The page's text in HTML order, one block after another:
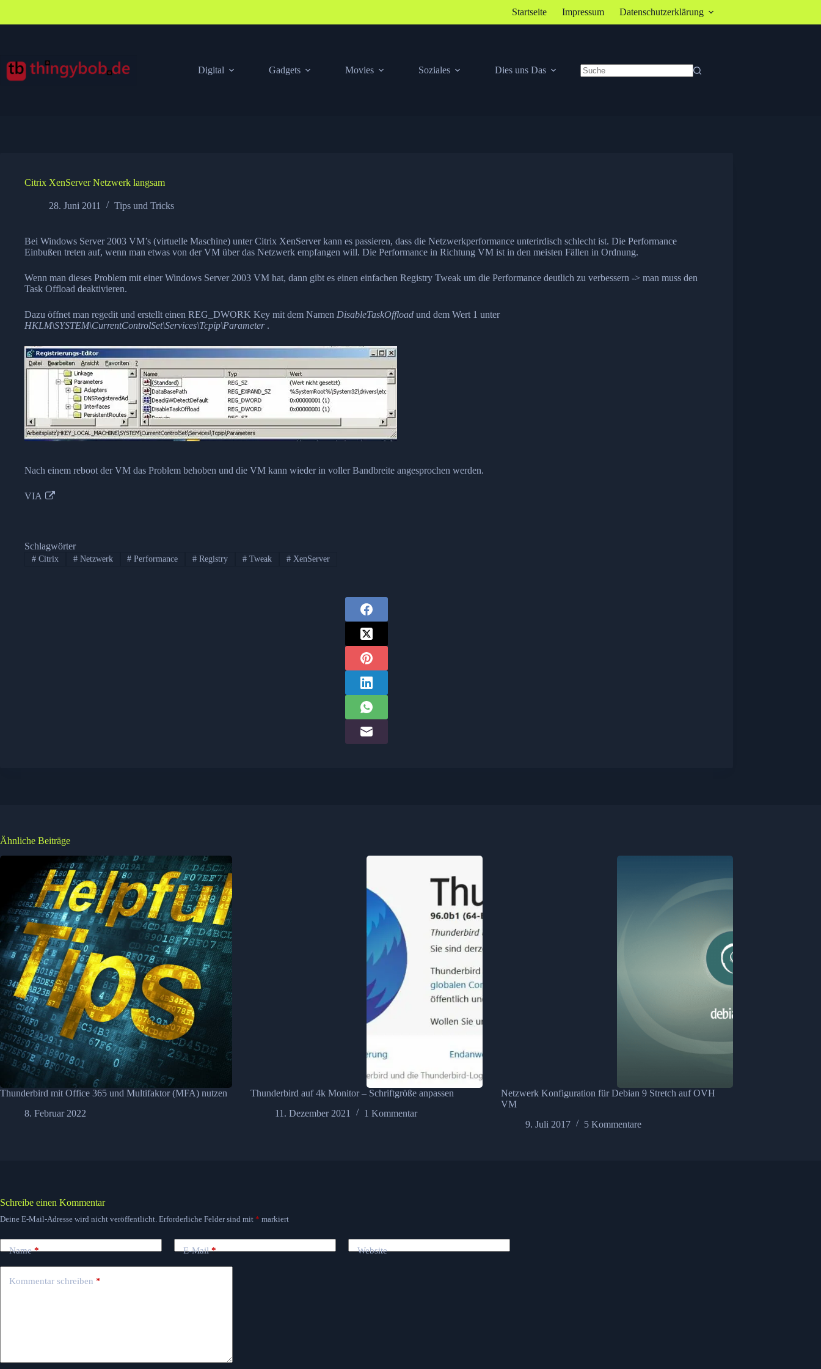
springen
Startseite Impressum Datenschutzerklärung
Digital Gadgets Movies Soziales
Dies uns Das
Citrix XenServer Netzwerk langsam
28. Juni 2011 Tips und Tricks
Bei Windows Server 2003 VM’s (virtuelle Maschine) unter Citrix XenServer kann es passieren, dass die Netzwerkperformance unterirdisch schlecht ist. Die Performance
Einbußen treten auf, wenn man etwas von der VM über das Netzwerk empfangen will. Die Performance in Richtung VM ist in den meisten Fällen in Ordnung.
Wenn man dieses Problem mit einer Windows Server 2003 VM hat, dann gibt es einen einfachen Registry Tweak um die Performance deutlich zu verbessern -> man muss den
Task Offload deaktivieren.
Dazu öffnet man regedit und erstellt einen REG_DWORK Key mit dem Namen DisableTaskOffload und dem Wert 1 unter
HKLM\SYSTEM\CurrentControlSet\Services\Tcpip\Parameter.
Nach einem reboot der VM das Problem behoben und die VM kann wieder in voller Bandbreite angesprochen werden.
VIA
Schlagwörter
#Citrix #Netzwerk # Performance # Registry # Tweak #XenServer
Ähnliche Beiträge
Thunderbird mit Office 365 und Multifaktor (MFA) nutzen
8. Februar 2022
Thunderbird auf 4k Monitor – Schriftgröße anpassen
11. Dezember 2021
1 Kommentar
Netzwerk Konfiguration für Debian 9 Stretch auf OVH
VM
9. Juli 2017
5 Kommentare
Schreibe einen Kommentar
Deine E-Mail-Adresse wird nicht veröffentlicht. Erforderliche Felder sind mit * markiert
Name* E-Mail* Website
Kommentar schreiben *